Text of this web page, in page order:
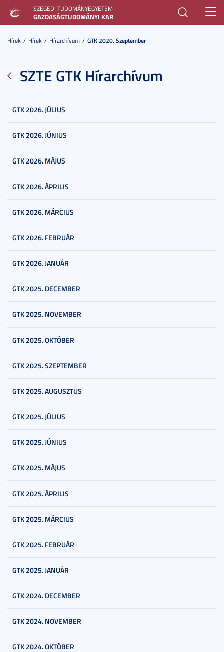
SZEGEDI TUDOMÁNYEGYETEM
GAZDASÁGTUDOMÁNYI KAR
Hírek Hírek Hírarchívum GTK 2020. Szeptember
SZTE GTK Hírarchívum
GTK 2026. JÚLIUS
GTK 2026. JÚNIUS
GTK 2026. MÁJUS
GTK 2026. ÁPRILIS
GTK 2026. MÁRCIUS
GTK 2026. FEBRUÁR
GTK 2026. JANUÁR
GTK 2025. DECEMBER
GTK 2025. NOVEMBER
GTK 2025. OKTÓBER
GTK 2025. SZEPTEMBER
GTK 2025. AUGUSZTUS
GTK 2025. JÚLIUS
GTK 2025. JÚNIUS
GTK 2025. MÁJUS
GTK 2025. ÁPRILIS
GTK 2025. MÁRCIUS
GTK 2025. FEBRUÁR
GTK 2025. JANUÁR
GTK 2024. DECEMBER
GTK 2024. NOVEMBER
GTK 2024. OKTÓBER